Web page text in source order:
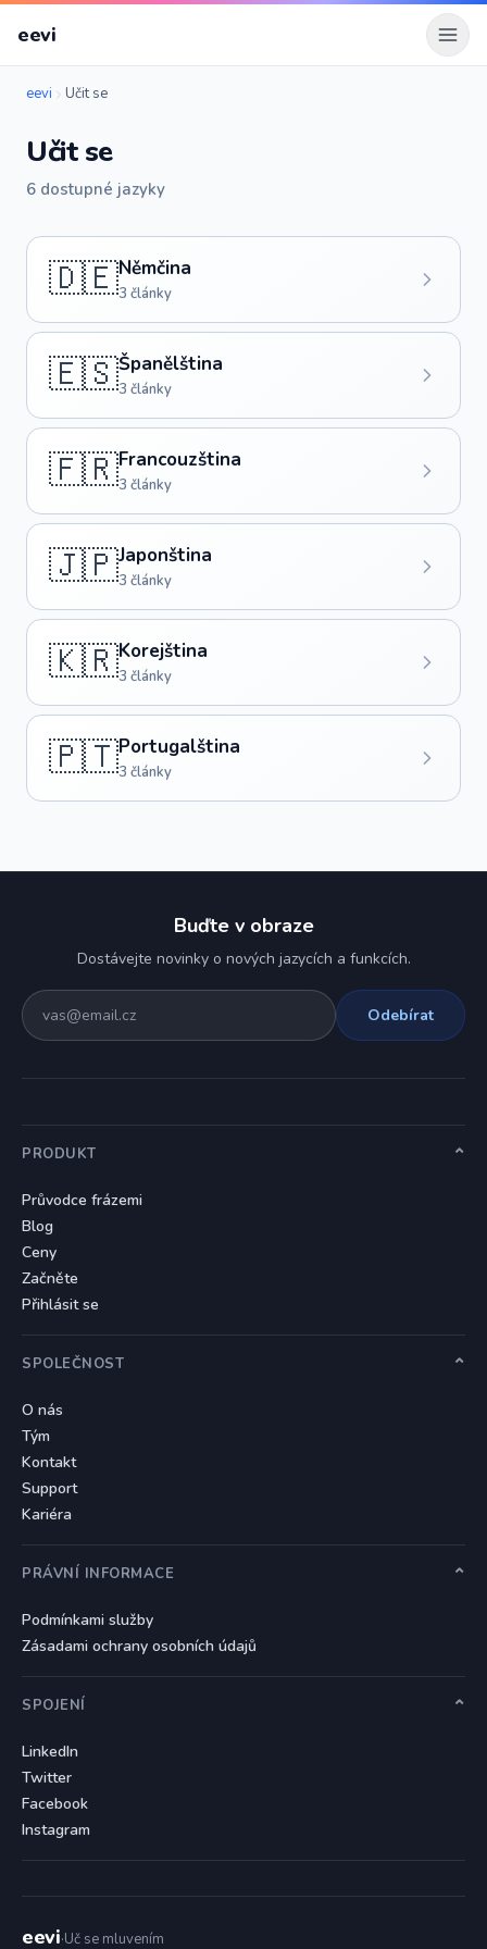
eevi
eevi Učit se
Učit se
6 dostupné jazyky
🇩🇪Němčina
3 články
🇪🇸Španělština
3 články
🇫🇷Francouzština
3 články
🇯🇵Japonština
3 články
🇰🇷Korejština
3 články
🇵🇹Portugalština
3 články
Buďte v obraze
Dostávejte novinky o nových jazycích a funkcích.
Odebírat
PRODUKT
Průvodce frázemi
Blog
Ceny
Začněte
Přihlásit se
SPOLEČNOST
O nás
Tým
Kontakt
Support
Kariéra
PRÁVNÍ INFORMACE
Podmínkami služby
Zásadami ochrany osobních údajů
SPOJENÍ
LinkedIn
Twitter
Facebook
Instagram
eevi·Uč se mluvením